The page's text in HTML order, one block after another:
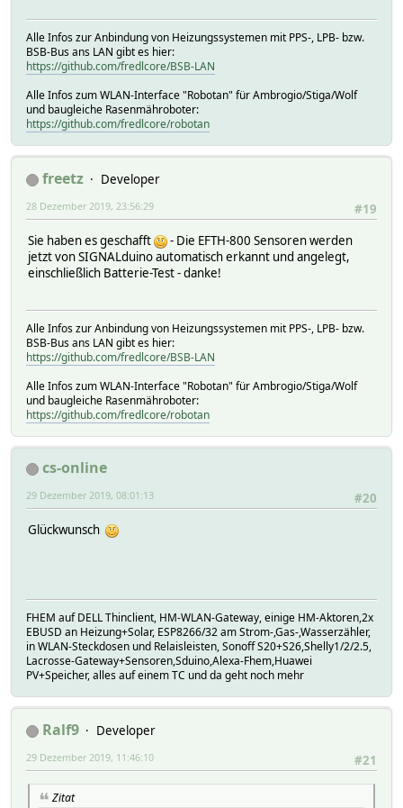
Alle Infos zur Anbindung von Heizungssystemen mit PPS-, LPB- bzw.
BSB-Bus ans LAN gibt es hier:
https://github.com/fredlcore/BSB-LAN
Alle Infos zum WLAN-Interface "Robotan" für Ambrogio/Stiga/Wolf
und baugleiche Rasenmähroboter:
https://github.com/fredlcore/robotan
freetz
Developer
#19
28 Dezember 2019, 23:56:29
Sie haben es geschafft
- Die EFTH-800 Sensoren werden
jetzt von SIGNALduino automatisch erkannt und angelegt,
einschließlich Batterie-Test - danke!
Alle Infos zur Anbindung von Heizungssystemen mit PPS-, LPB- bzw.
BSB-Bus ans LAN gibt es hier:
https://github.com/fredlcore/BSB-LAN
Alle Infos zum WLAN-Interface "Robotan" für Ambrogio/Stiga/Wolf
und baugleiche Rasenmähroboter:
https://github.com/fredlcore/robotan
cs-online
#20
29 Dezember 2019, 08:01:13
Glückwunsch
FHEM auf DELL Thinclient, HM-WLAN-Gateway, einige HM-Aktoren,2x
EBUSD an Heizung+Solar, ESP8266/32 am Strom-,Gas-,Wasserzähler,
in WLAN-Steckdosen und Relaisleisten, Sonoff S20+S26,Shelly1/2/2.5,
Lacrosse-Gateway+Sensoren,Sduino,Alexa-Fhem,Huawei
PV+Speicher, alles auf einem TC und da geht noch mehr
Ralf9
Developer
#21
29 Dezember 2019, 11:46:10
Zitat